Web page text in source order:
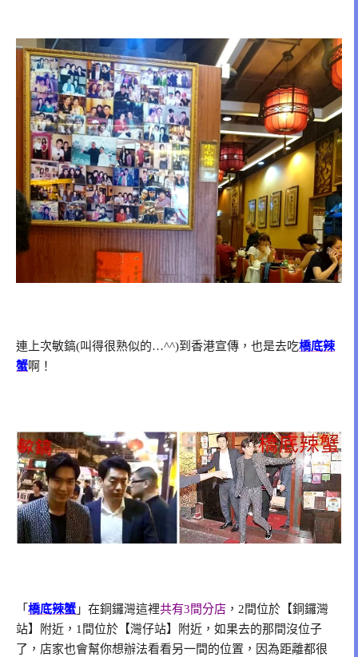
連上次敏鎬(叫得很熟似的…^^)到香港宣傳，也是去吃橋底辣
蟹啊！
「 橋底辣蟹 」在銅鑼灣這裡共有3間分店 ，2間位於【銅鑼灣
站】附近，1間位於【灣仔站】附近，如果去的那間沒位子
了，店家也會幫你想辦法看看另一間的位置，因為距離都很